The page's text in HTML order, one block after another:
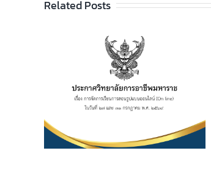
Related Posts
ประกาศวิทยาลัยฯ เรื่อง
รายชื่อผู้สำเร็จการศึกษา
ระดับประกาศนียบัตร
วิชาชีพ (ปวช.) พุทธศักราช
2562 และระดับ
ประกาศนียบัตรวิชาชีพชั้น
สูง (ปวส.) พุทธศักราช
2567 ภาคเรียนฤดูร้อน